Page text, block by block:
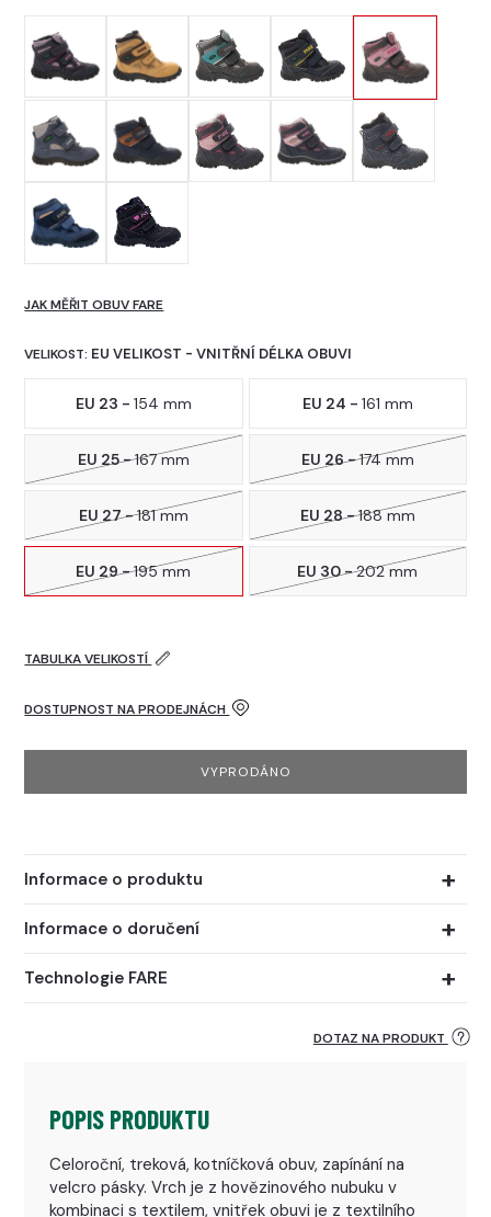
VELIKOST: EU VELIKOST - VNITŘNÍ DÉLKA OBUVI
JAK MĚŘIT OBUV FARE
EU 23 - 154 mm EU 24 - 161 mm
EU 25 -167 mm EU 26 -174 mm
EU 27 -181 mm EU 28 -188 mm
EU 29 -195 mm EU 30 -202 mm
TABULKA VELIKOSTÍ
DOSTUPNOST NA PRODEJNÁCH
VYPRODÁNO
Informace o produktu
Informace o doručení
Technologie FARE
DOTAZ NA PRODUKT
POPIS PRODUKTU
Celoroční, treková, kotníčková obuv, zapínání na
velcro pásky. Vrch je z hovězinového nubuku v
kombinaci s textilem, vnitřek obuvi je z textilního